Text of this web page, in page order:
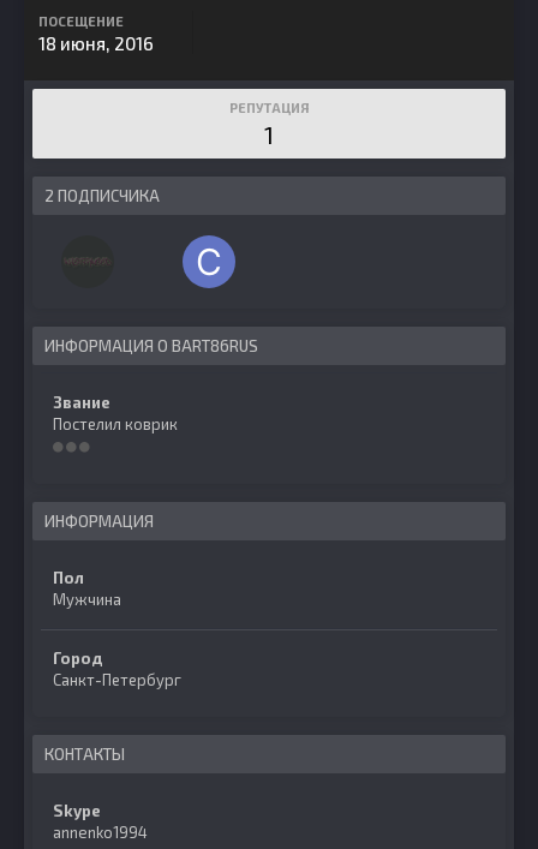
ПОСЕЩЕНИЕ
18 июня, 2016
РЕПУТАЦИЯ
1
2 ПОДПИСЧИКА
ИНФОРМАЦИЯ О BART86RUS
Звание
Постелил коврик
ИНФОРМАЦИЯ
Пол
Мужчина
Город
Санкт-Петербург
КОНТАКТЫ
Skype
annenko1994